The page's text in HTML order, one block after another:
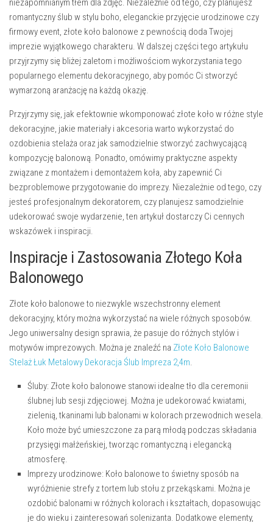
niezapomnianym tłem dla zdjęć. Niezależnie od tego, czy planujesz
romantyczny ślub w stylu boho, eleganckie przyjęcie urodzinowe czy
firmowy event, złote koło balonowe z pewnością doda Twojej
imprezie wyjątkowego charakteru. W dalszej części tego artykułu
przyjrzymy się bliżej zaletom i możliwościom wykorzystania tego
popularnego elementu dekoracyjnego, aby pomóc Ci stworzyć
wymarzoną aranżację na każdą okazję.
Przyjrzymy się, jak efektownie wkomponować złote koło w różne style
dekoracyjne, jakie materiały i akcesoria warto wykorzystać do
ozdobienia stelaża oraz jak samodzielnie stworzyć zachwycającą
kompozycję balonową. Ponadto, omówimy praktyczne aspekty
związane z montażem i demontażem koła, aby zapewnić Ci
bezproblemowe przygotowanie do imprezy. Niezależnie od tego, czy
jesteś profesjonalnym dekoratorem, czy planujesz samodzielnie
udekorować swoje wydarzenie, ten artykuł dostarczy Ci cennych
wskazówek i inspiracji.
Inspiracje i Zastosowania Złotego Koła
Balonowego
Złote koło balonowe to niezwykle wszechstronny element
dekoracyjny, który można wykorzystać na wiele różnych sposobów.
Jego uniwersalny design sprawia, że pasuje do różnych stylów i
motywów imprezowych. Można je znaleźć na Złote Koło Balonowe
Stelaż Łuk Metalowy Dekoracja Ślub Impreza 2,4m.
Śluby: Złote koło balonowe stanowi idealne tło dla ceremonii
ślubnej lub sesji zdjęciowej. Można je udekorować kwiatami,
zielenią, tkaninami lub balonami w kolorach przewodnich wesela.
Koło może być umieszczone za parą młodą podczas składania
przysięgi małżeńskiej, tworząc romantyczną i elegancką
atmosferę.
Imprezy urodzinowe: Koło balonowe to świetny sposób na
wyróżnienie strefy z tortem lub stołu z przekąskami. Można je
ozdobić balonami w różnych kolorach i kształtach, dopasowując
je do wieku i zainteresowań solenizanta. Dodatkowe elementy,